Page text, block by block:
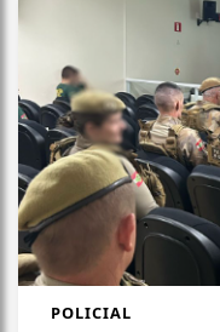
POLICIAL